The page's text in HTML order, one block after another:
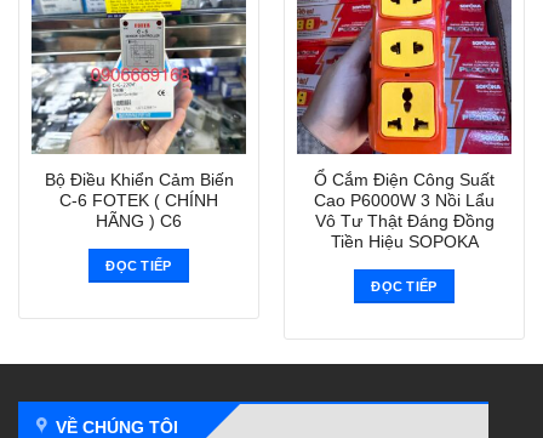
Bộ Điều Khiển Cảm Biến
C-6 FOTEK ( CHÍNH
HÃNG ) C6
ĐỌC TIẾP
Ổ Cắm Điện Công Suất
Cao P6000W 3 Nồi Lẩu
Vô Tư Thật Đáng Đồng
Tiền Hiệu SOPOKA
ĐỌC TIẾP
VỀ CHÚNG TÔI